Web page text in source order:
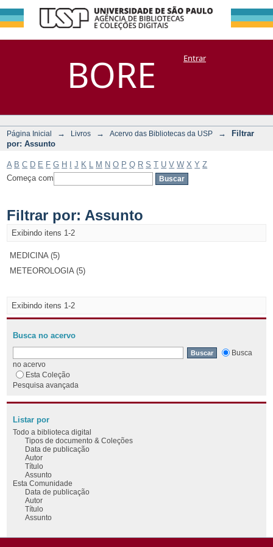
BORE
Filtrar por:
Assunto
DSpace/Manakin + CoriscoEntrar
Página Inicial → Livros → Acervo das Bibliotecas da USP →
Filtrar
por: Assunto
A B C D E F G H J K M N O P Q R S T U V W X Y Z
Começa com
Filtrar por: Assunto
Exibindo itens 1-2
MEDICINA (5)
METEOROLOGIA (5)
Exibindo itens 1-2
Busca no acervo
Busca
no acervo
Esta Coleção
Pesquisa avançada
Listar por
Todo a biblioteca digital
Tipos de documento & Coleções
Data de publicação
Autor
Título
Assunto
Esta Comunidade
Data de publicação
Autor
Título
Assunto